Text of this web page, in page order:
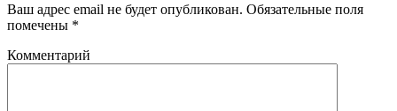
Ваш адрес email не будет опубликован. Обязательные поля
помечены *
Комментарий